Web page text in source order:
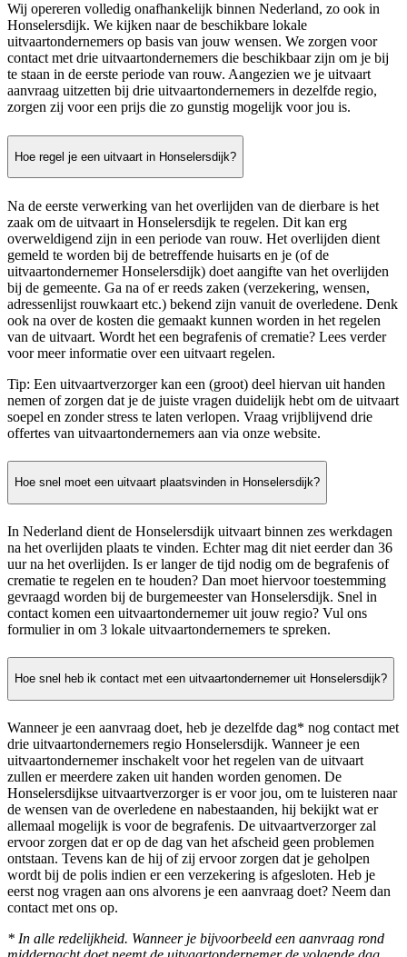
Wij opereren volledig onafhankelijk binnen Nederland, zo ook in
Honselersdijk. We kijken naar de beschikbare lokale
uitvaartondernemers op basis van jouw wensen. We zorgen voor
contact met drie uitvaartondernemers die beschikbaar zijn om je bij
te staan in de eerste periode van rouw. Aangezien we je uitvaart
aanvraag uitzetten bij drie uitvaartondernemers in dezelfde regio,
zorgen zij voor een prijs die zo gunstig mogelijk voor jou is.
Hoe regel je een uitvaart in Honselersdijk?
Na de eerste verwerking van het overlijden van de dierbare is het
zaak om de uitvaart in Honselersdijk te regelen. Dit kan erg
overweldigend zijn in een periode van rouw. Het overlijden dient
gemeld te worden bij de betreffende huisarts en je (of de
uitvaartondernemer Honselersdijk) doet aangifte van het overlijden
bij de gemeente. Ga na of er reeds zaken (verzekering, wensen,
adressenlijst rouwkaart etc.) bekend zijn vanuit de overledene. Denk
ook na over de kosten die gemaakt kunnen worden in het regelen
van de uitvaart. Wordt het een begrafenis of crematie? Lees verder
voor meer informatie over een uitvaart regelen.
Tip: Een uitvaartverzorger kan een (groot) deel hiervan uit handen
nemen of zorgen dat je de juiste vragen duidelijk hebt om de uitvaart
soepel en zonder stress te laten verlopen. Vraag vrijblijvend drie
offertes van uitvaartondernemers aan via onze website.
Hoe snel moet een uitvaart plaatsvinden in Honselersdijk?
In Nederland dient de Honselersdijk uitvaart binnen zes werkdagen
na het overlijden plaats te vinden. Echter mag dit niet eerder dan 36
uur na het overlijden. Is er langer de tijd nodig om de begrafenis of
crematie te regelen en te houden? Dan moet hiervoor toestemming
gevraagd worden bij de burgemeester van Honselersdijk. Snel in
contact komen een uitvaartondernemer uit jouw regio? Vul ons
formulier in om 3 lokale uitvaartondernemers te spreken.
Hoe snel heb ik contact met een uitvaartondernemer uit Honselersdijk?
Wanneer je een aanvraag doet, heb je dezelfde dag* nog contact met
drie uitvaartondernemers regio Honselersdijk. Wanneer je een
uitvaartondernemer inschakelt voor het regelen van de uitvaart
zullen er meerdere zaken uit handen worden genomen. De
Honselersdijkse uitvaartverzorger is er voor jou, om te luisteren naar
de wensen van de overledene en nabestaanden, hij bekijkt wat er
allemaal mogelijk is voor de begrafenis. De uitvaartverzorger zal
ervoor zorgen dat er op de dag van het afscheid geen problemen
ontstaan. Tevens kan de hij of zij ervoor zorgen dat je geholpen
wordt bij de polis indien er een verzekering is afgesloten. Heb je
eerst nog vragen aan ons alvorens je een aanvraag doet? Neem dan
contact met ons op.
* In alle redelijkheid. Wanneer je bijvoorbeeld een aanvraag rond